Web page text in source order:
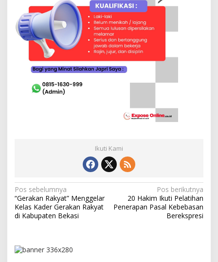
Ikuti Kami
N
a
v
g
Pos sebelumnya
“Gerakan Rakyat” Menggelar
Kelas Kader Gerakan Rakyat
di Kabupaten Bekasi
Pos berikutnya
20 Hakim Ikuti Pelatihan
Penerapan Pasal Kebebasan
Berekspresi